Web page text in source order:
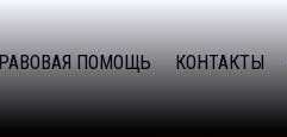
ПОМОЩЬ КОНТАКТЫ